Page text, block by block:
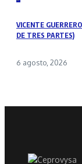
VICENTE
DE TRES PARTES)
6 agosto, 2026